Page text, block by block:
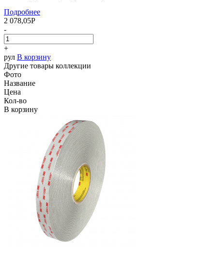
Подробнее
2 078,05Р
-
+
рул В корзину
Другие товары коллекции
Фото
Название
Цена
Кол-во
В корзину